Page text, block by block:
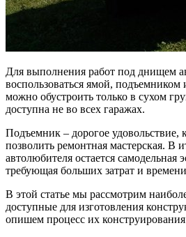
Для выполнения работ под днищем
воспользоваться ямой,
можно обустроить только в сухом
доступна не во всех гаражах.
Подъемник – дорогое удовольствие,
позволить ремонтная мастерская. В
автолюбителя остается самодельная
требующая больших затрат и
В этой статье мы рассмотрим
доступные для изготовления
опишем процесс их